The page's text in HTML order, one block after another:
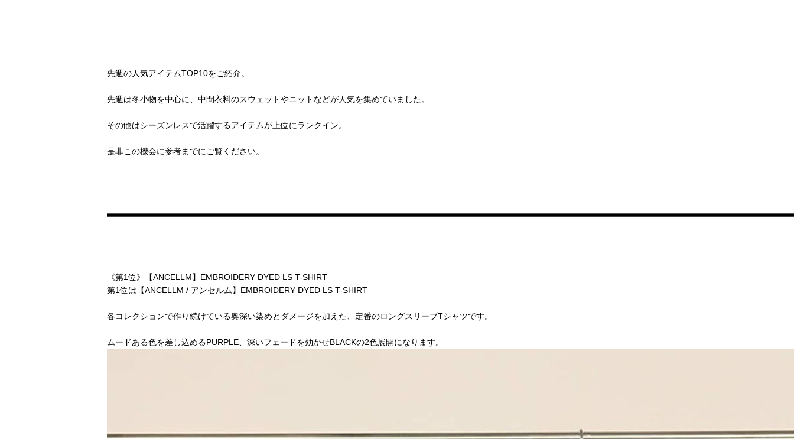
先週の人気アイテムTOP10をご紹介。
先週は冬小物を中心に、中間衣料のスウェットやニットなどが人気を集めていました。
その他はシーズンレスで活躍するアイテムが上位にランクイン。
是非この機会に参考までにご覧ください。
《第1位》【ANCELLM】EMBROIDERY DYED LS T-SHIRT
第1位は【ANCELLM / アンセルム】EMBROIDERY DYED LS T-SHIRT
各コレクションで作り続けている奥深い染めとダメージを加えた、定番のロングスリーブTシャツです。
ムードある色を差し込めるPURPLE、深いフェードを効かせBLACKの2色展開になります。